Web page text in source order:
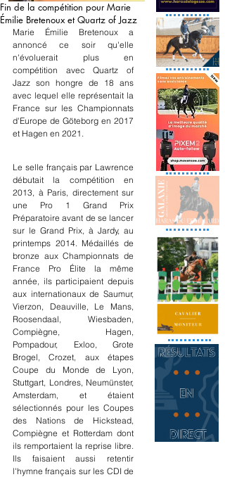
Fin de la compétition pour Marie
Émilie Bretenoux et Quartz of Jazz
Marie Émilie Bretenoux a
annoncé ce soir qu'elle
n'évoluerait plus en
compétition avec Quartz of
Jazz son hongre de 18 ans
avec lequel elle représentait la
France sur les Championnats
d'Europe de Göteborg en 2017
et Hagen en 2021.
Le selle français par Lawrence
débutait la compétition en
2013, à Paris, directement sur
une Pro 1 Grand Prix
Préparatoire avant de se lancer
sur le Grand Prix, à Jardy, au
printemps 2014. Médaillés de
bronze aux Championnats de
France Pro Élite la même
année, ils participaient depuis
aux internationaux de Saumur,
Vierzon, Deauville, Le Mans,
Roosendaal, Wiesbaden,
Compiègne, Hagen,
Pompadour, Exloo, Grote
Brogel, Crozet, aux étapes
Coupe du Monde de Lyon,
Stuttgart, Londres, Neumünster,
Amsterdam, et étaient
sélectionnés pour les Coupes
des Nations de Hickstead,
Compiègne et Rotterdam dont
ils remportaient la reprise libre.
Ils faisaient aussi retentir
l'hymne français sur les CDI de